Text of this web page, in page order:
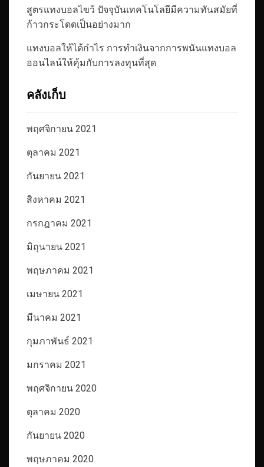
สูตรแทงบอลไขว้ ปัจจุบันเทคโนโลยีมีความทันสมัยที่
ก้าวกระโดดเป็นอย่างมาก
แทงบอลให้ได้กำไร การทำเงินจากการพนันแทงบอล
ออนไลน์ให้คุ้มกับการลงทุนที่สุด
คลังเก็บ
พฤศจิกายน 2021
ตุลาคม 2021
กันยายน 2021
สิงหาคม 2021
กรกฎาคม 2021
มิถุนายน 2021
พฤษภาคม 2021
เมษายน 2021
มีนาคม 2021
กุมภาพันธ์ 2021
มกราคม 2021
พฤศจิกายน 2020
ตุลาคม 2020
กันยายน 2020
พฤษภาคม 2020